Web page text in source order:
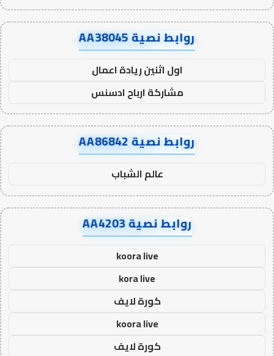
روابط نصية AA38045
اول اثنين ريادة اعمال
مشاركة ارباح ادسنس
روابط نصية AA86842
عالم الشباب
روابط نصية AA4203
koora live
kora live
كورة لايف
koora live
كورة لايف